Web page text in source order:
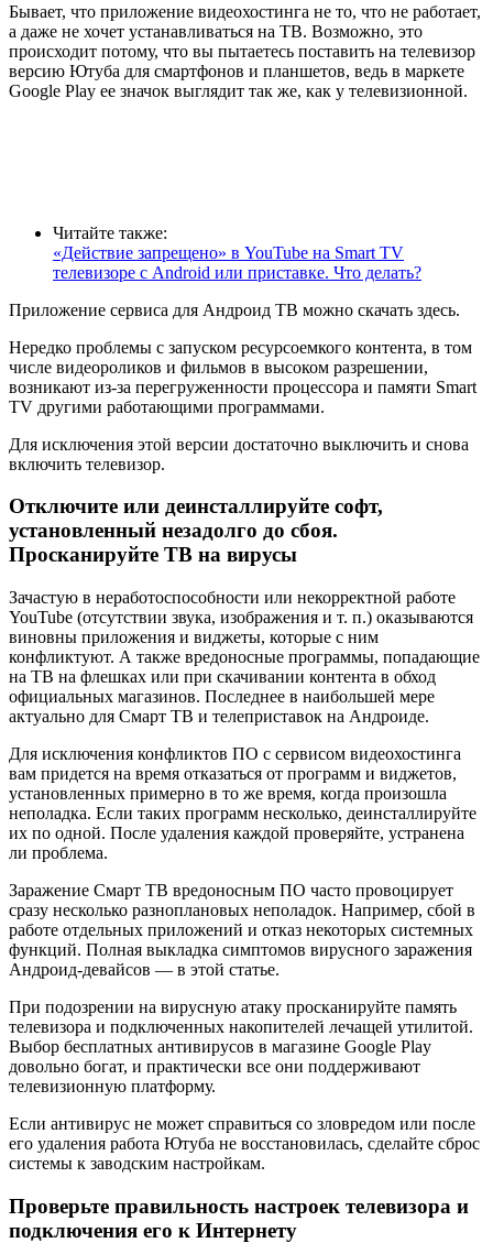
Бывает, что приложение видеохостинга не то, что не работает,
а даже не хочет устанавливаться на ТВ. Возможно, это
происходит потому, что вы пытаетесь поставить на телевизор
версию Ютуба для смартфонов и планшетов, ведь в маркете
Google Play ее значок выглядит так же, как у телевизионной.
Читайте также:
«Действие запрещено» в YouTube на Smart TV
телевизоре с Android или приставке. Что делать?
Приложение сервиса для Андроид ТВ можно скачать здесь.
Нередко проблемы с запуском ресурсоемкого контента, в том
числе видеороликов и фильмов в высоком разрешении,
возникают из-за перегруженности процессора и памяти Smart
TV другими работающими программами.
Для исключения этой версии достаточно выключить и снова
включить телевизор.
Отключите или деинсталлируйте софт,
установленный незадолго до сбоя.
Просканируйте ТВ на вирусы
Зачастую в неработоспособности или некорректной работе
YouTube (отсутствии звука, изображения и т. п.) оказываются
виновны приложения и виджеты, которые с ним
конфликтуют. А также вредоносные программы, попадающие
на ТВ на флешках или при скачивании контента в обход
официальных магазинов. Последнее в наибольшей мере
актуально для Смарт ТВ и телеприставок на Андроиде.
Для исключения конфликтов ПО с сервисом видеохостинга
вам придется на время отказаться от программ и виджетов,
установленных примерно в то же время, когда произошла
неполадка. Если таких программ несколько, деинсталлируйте
их по одной. После удаления каждой проверяйте, устранена
ли проблема.
Заражение Смарт ТВ вредоносным ПО часто провоцирует
сразу несколько разноплановых неполадок. Например, сбой в
работе отдельных приложений и отказ некоторых системных
функций. Полная выкладка симптомов вирусного заражения
Андроид-девайсов — в этой статье.
При подозрении на вирусную атаку просканируйте память
телевизора и подключенных накопителей лечащей утилитой.
Выбор бесплатных антивирусов в магазине Google Play
довольно богат, и практически все они поддерживают
телевизионную платформу.
Если антивирус не может справиться со зловредом или после
его удаления работа Ютуба не восстановилась, сделайте сброс
системы к заводским настройкам.
Проверьте правильность настроек телевизора и
подключения его к Интернету